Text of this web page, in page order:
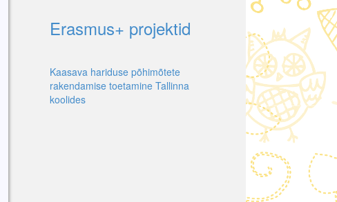
Erasmus+ projektid
Kaasava hariduse põhimõtete
rakendamise toetamine Tallinna
koolides